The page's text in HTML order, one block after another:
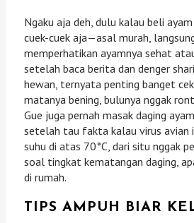
Ngaku aja deh, dulu kalau beli
cuek-cuek aja—asal murah,
memperhatikan ayamnya sehat
setelah baca berita dan denger
hewan, ternyata penting banget
matanya bening, bulunya nggak
Gue juga pernah masak daging
setelah tau fakta kalau virus avian
suhu di atas 70°C, dari situ nggak
soal tingkat kematangan daging,
di rumah.
TIPS AMPUH BIAR